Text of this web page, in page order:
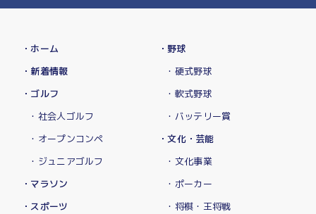
・ホーム
・新着情報
・ゴルフ
・社会人ゴルフ
・オープンコンペ
・ジュニアゴルフ
・マラソン
・スポーツ
・野球
・硬式野球
・軟式野球
・バッテリー賞
・文化・芸能
・文化事業
・ポーカー
・将棋・王将戦